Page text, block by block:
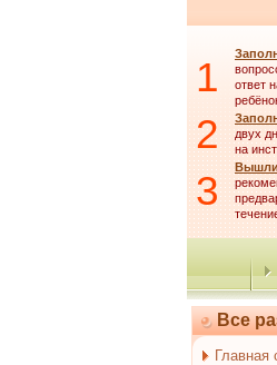
1
ответ
2
двух
на
3
Все
Главная